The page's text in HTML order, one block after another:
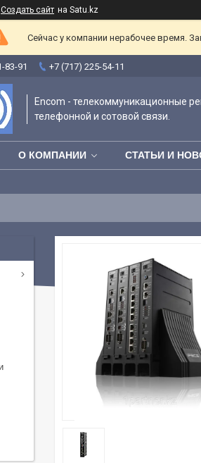
Создать сайт на Satu.kz
Сейчас у компании нерабочее время.
83-91 +7 (717) 225-54-11
Encom - телекоммуникационные
телефонной и сотовой связи.
О КОМПАНИИ СТАТЬИ И